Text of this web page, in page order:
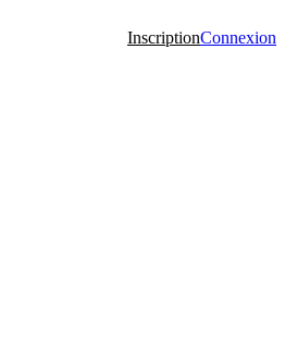
InscriptionConnexion